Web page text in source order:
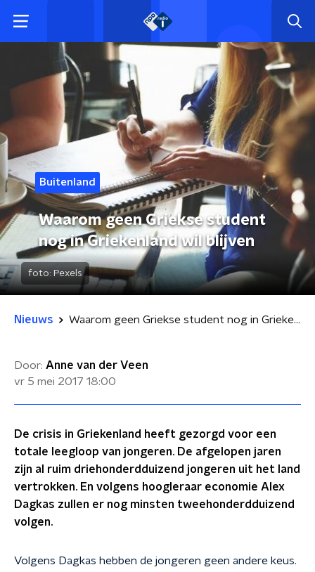
Buitenland
Waarom geen Griekse student
nog in Griekenland wil blijven
foto: Pexels
Nieuws Waarom geen Griekse student nog in Griekenland wil blijven
Door: Anne van der Veen
vr 5 mei 2017 18:00
De crisis in Griekenland heeft gezorgd voor een
totale leegloop van jongeren. De afgelopen jaren
zijn al ruim driehonderdduizend jongeren uit het land
vertrokken. En volgens hoogleraar economie Alex
Dagkas zullen er nog minsten tweehonderdduizend
volgen.
Volgens Dagkas hebben de jongeren geen andere keus.